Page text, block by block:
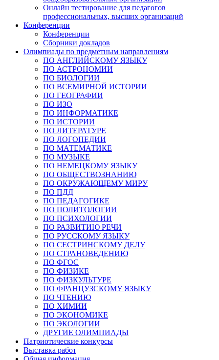
Онлайн тестирование для педагогов
профессиональных, высших организаций
Конференции
Конференции
Сборники докладов
Олимпиады по предметным направлениям
ПО АНГЛИЙСКОМУ ЯЗЫКУ
ПО АСТРОНОМИИ
ПО БИОЛОГИИ
ПО ВСЕМИРНОЙ ИСТОРИИ
ПО ГЕОГРАФИИ
ПО ИЗО
ПО ИНФОРМАТИКЕ
ПО ИСТОРИИ
ПО ЛИТЕРАТУРЕ
ПО ЛОГОПЕДИИ
ПО МАТЕМАТИКЕ
ПО МУЗЫКЕ
ПО НЕМЕЦКОМУ ЯЗЫКУ
ПО ОБЩЕСТВОЗНАНИЮ
ПО ОКРУЖАЮЩЕМУ МИРУ
ПО ПДД
ПО ПЕДАГОГИКЕ
ПО ПОЛИТОЛОГИИ
ПО ПСИХОЛОГИИ
ПО РАЗВИТИЮ РЕЧИ
ПО РУССКОМУ ЯЗЫКУ
ПО СЕСТРИНСКОМУ ДЕЛУ
ПО СТРАНОВЕДЕНИЮ
ПО ФГОС
ПО ФИЗИКЕ
ПО ФИЗКУЛЬТУРЕ
ПО ФРАНЦУЗСКОМУ ЯЗЫКУ
ПО ЧТЕНИЮ
ПО ХИМИИ
ПО ЭКОНОМИКЕ
ПО ЭКОЛОГИИ
ДРУГИЕ ОЛИМПИАДЫ
Патриотические конкурсы
Выставка работ